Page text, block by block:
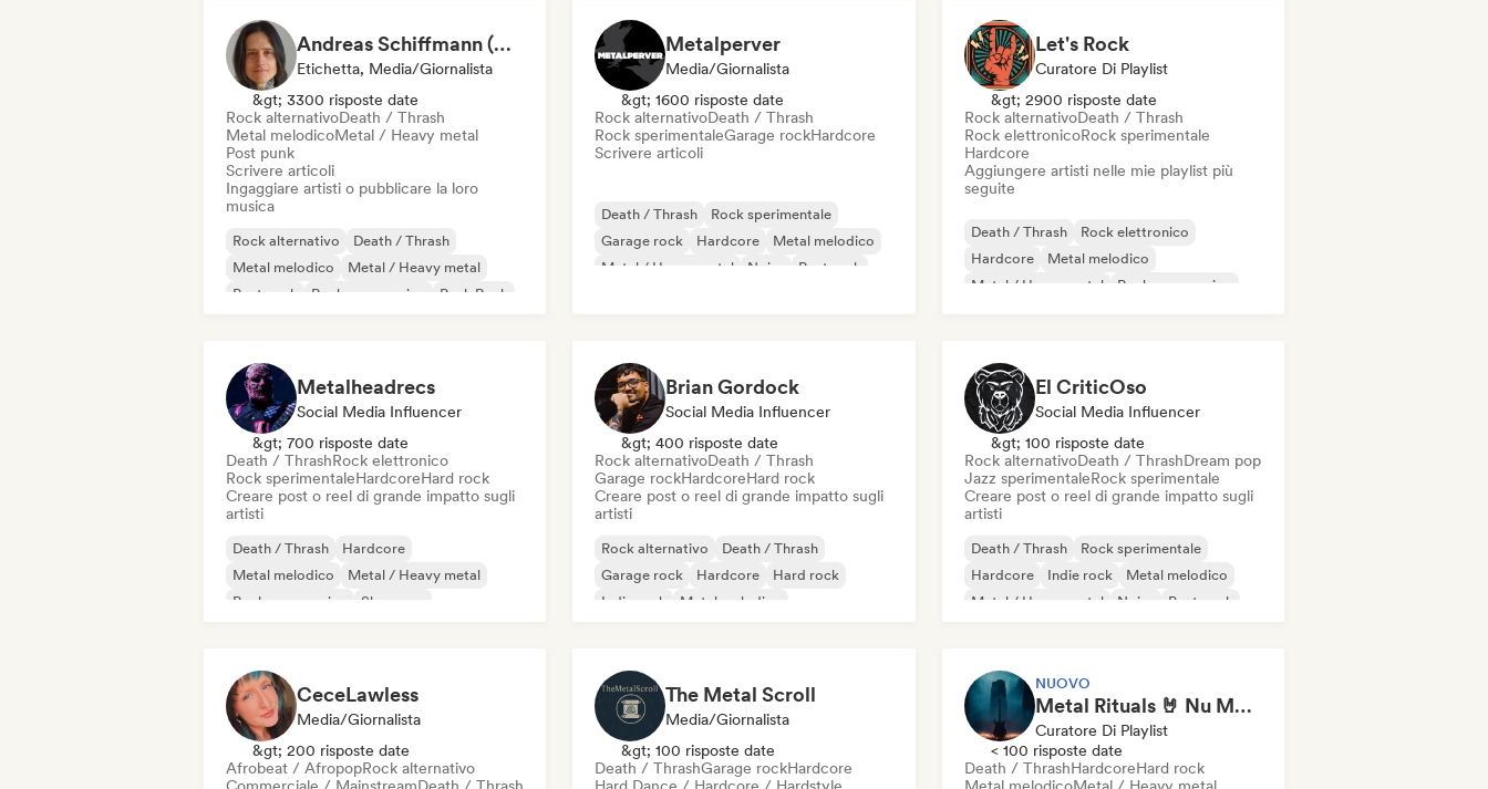
Andreas Schiffmann (Music Journalist and Label Assistant)
Etichetta, Media/Giornalista
&gt; 3300 risposte date
Rock alternativoDeath / Thrash
Metal melodicoMetal / Heavy metal
Post punk
Scrivere articoli
Ingaggiare artisti o pubblicare la loro
musica
Rock alternativo
Death / Thrash
Metal melodico
Metal / Heavy metal
Post punk
Rock progressivo
Punk Rock
Metalperver
Media/Giornalista
&gt; 1600 risposte date
Rock alternativoDeath / Thrash
Rock sperimentaleGarage rockHardcore
Scrivere articoli
Death / Thrash
Rock sperimentale
Garage rock
Hardcore
Metal melodico
Metal / Heavy metal
Noise Post rock
Let's Rock
Curatore Di Playlist
&gt; 2900 risposte date
Rock alternativoDeath / Thrash
Rock elettronicoRock sperimentale
Hardcore
Aggiungere artisti nelle mie playlist più
seguite
Death / Thrash
Rock elettronico
Hardcore
Metal melodico
Metal / Heavy metal
Rock progressivo
Metalheadrecs
Social Media Influencer
&gt; 700 risposte date
Death / ThrashRock elettronico
Rock sperimentaleHardcoreHard rock
Creare post o reel di grande impatto sugli
artisti
Death / Thrash
Hardcore
Metal melodico
Metal / Heavy metal
Rock progressivo
Shoegaze
Brian Gordock
Social Media Influencer
&gt; 400 risposte date
Rock alternativoDeath / Thrash
Garage rockHardcoreHard rock
Creare post o reel di grande impatto sugli
artisti
Rock alternativo
Death / Thrash
Garage rock
Hardcore
Hard rock
Indie rock
Metal melodico
El CriticOso
Social Media Influencer
&gt; 100 risposte date
Rock alternativoDeath / ThrashDream pop
Jazz sperimentaleRock sperimentale
Creare post o reel di grande impatto sugli
artisti
Death / Thrash
Rock sperimentale
Hardcore
Indie rock
Metal melodico
Metal / Heavy metal
Noise Post punk
CeceLawless
Media/Giornalista
&gt; 200 risposte date
Afrobeat / AfropopRock alternativo
The Metal Scroll
Media/Giornalista
&gt; 100 risposte date
Death / ThrashGarage rockHardcore
NUOVO
Metal Rituals 🤘 Nu Metal, Alt Metal & Progressive Metal
Curatore Di Playlist
< 100 risposte date
Death / ThrashHardcoreHard rock